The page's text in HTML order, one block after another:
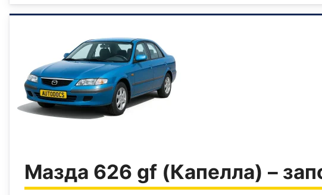
Мазда 626 gf (Капелла) –